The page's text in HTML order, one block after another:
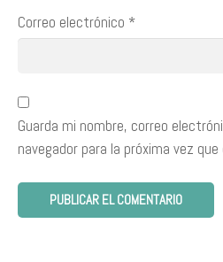
Correo electrónico *
Guarda mi nombre, correo
navegador para la próxima vez